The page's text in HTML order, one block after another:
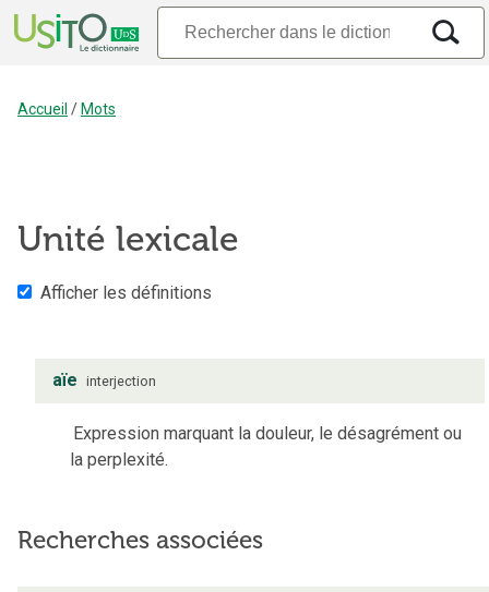
Accueil / Mots
Unité lexicale
Afficher les définitions
aïe interjection
Expression marquant la douleur, le désagrément ou
la perplexité.
Recherches associées